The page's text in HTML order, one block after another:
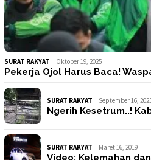
SURAT RAKYAT Oktober 19, 2025
Pekerja Ojol Harus Baca!
SURAT RAKYAT September 16,
Ngerih Kesetrum..!
SURAT RAKYAT Maret 16, 2019
Video: Kelemahan